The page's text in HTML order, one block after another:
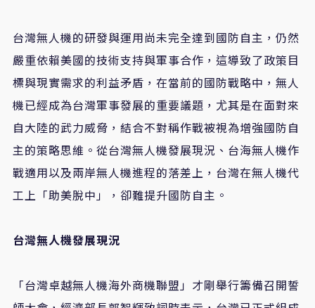
台灣無人機的研發與運用尚未完全達到國防自主，仍然
嚴重依賴美國的技術支持與軍事合作，這導致了政策目
標與現實需求的利益矛盾，在當前的國防戰略中，無人
機已經成為台灣軍事發展的重要議題，尤其是在面對來
自大陸的武力威脅，結合不對稱作戰被視為增強國防自
主的策略思維。從台灣無人機發展現況、台海無人機作
戰適用以及兩岸無人機進程的落差上，台灣在無人機代
工上「助美脫中」，卻難提升國防自主。
台灣無人機發展現況
「台灣卓越無人機海外商機聯盟」才剛舉行籌備召開誓